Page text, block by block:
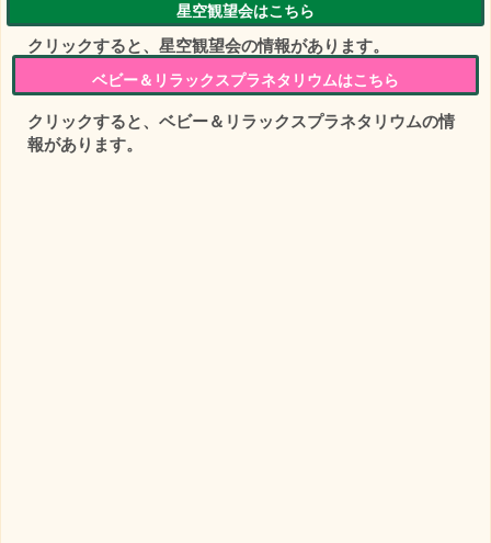
星空観望会はこちら
クリックすると、星空観望会の情報があります。
ベビー＆リラックスプラネタリウムはこちら
クリックすると、ベビー＆リラックスプラネタリウムの情
報があります。